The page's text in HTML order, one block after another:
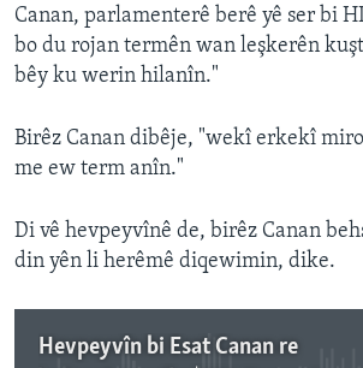
Zimanên Din
Canan, parlamenterê berê yê ser bi
bo du rojan termên wan leşkerên
bêy ku werin hilanîn."
Birêz Canan dibêje, "wekî erkekî
me ew term anîn."
Di vê hevpeyvînê de, birêz Canan
din yên li herêmê diqewimin, dike.
Hevpeyvîn bi Esat Canan re